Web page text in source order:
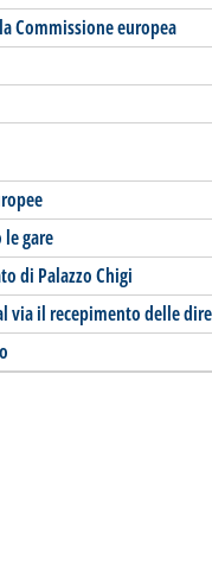
Commissione europea
gare
di Palazzo Chigi
via il recepimento delle